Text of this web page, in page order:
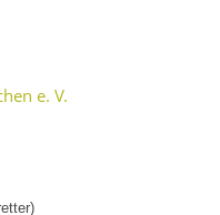
e. V.